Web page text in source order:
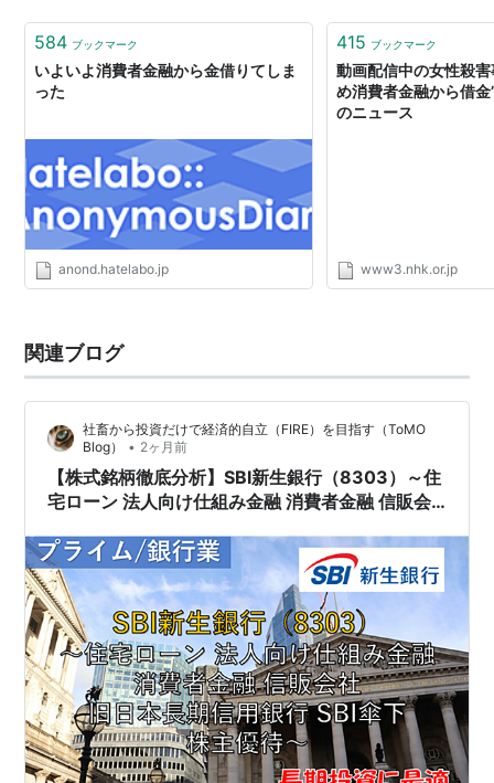
584 ブックマーク
いよいよ消費者金融から金借りてしま
った
anond.hatelabo.jp
415 ブックマーク
動画配信中の女性殺
め消費者金融から借
のニュース
www3.nhk.or.jp
関連ブログ
社畜から投資だけで経済的自立（FIRE）を目指す（ToMO
Blog）
• 2ヶ月前
【株式銘柄徹底分析】SBI新生銀行（8303）～住
宅ローン 法人向け仕組み金融 消費者金融 信販会